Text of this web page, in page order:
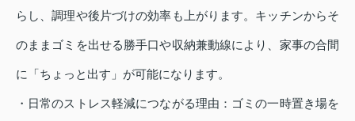
らし、調理や後片づけの効率も上がります。キッチンからそ
のままゴミを出せる勝手口や収納兼動線により、家事の合間
に「ちょっと出す」が可能になります。
・日常のストレス軽減につながる理由：ゴミの一時置き場を